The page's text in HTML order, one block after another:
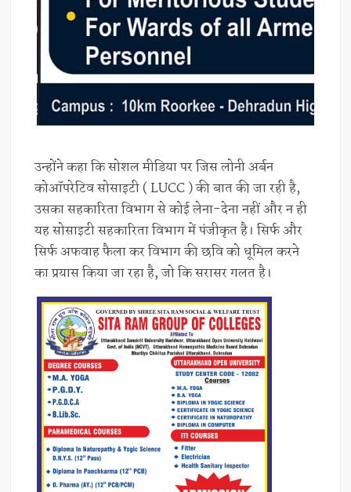
उन्होंने कहा कि सोशल मीडिया पर जिस लोनी अर्बन
कोऑपरेटिव सोसाइटी ( LUCC ) की बात की जा रही है,
उसका सहकारिता विभाग से कोई लेना-देना नहीं और न ही
यह सोसाइटी सहकारिता विभाग में पंजीकृत है। सिर्फ और
सिर्फ अफवाह फैला कर विभाग की छवि को धूमिल करने
का प्रयास किया जा रहा है, जो कि सरासर गलत है।